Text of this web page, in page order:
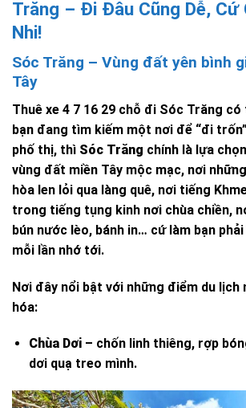
Trăng – Đi Đâu Cũng Dễ, Cứ
Nhi!
Sóc Trăng – Vùng đất yên bình
Tây
Thuê xe 4 7 16 29 chỗ đi Sóc Trăng có
bạn đang tìm kiếm một nơi để “đi
phố thị, thì Sóc Trăng chính là lựa
vùng đất miền Tây mộc mạc, nơi
hòa len lỏi qua làng quê, nơi tiếng
trong tiếng tụng kinh nơi chùa chiền,
bún nước lèo, bánh in… cứ làm bạn
mỗi lần nhớ tới.
Nơi đây nổi bật với những điểm du lịch
hóa:
Chùa Dơi– chốn linh thiêng, rợp
dơi quạ treo mình.